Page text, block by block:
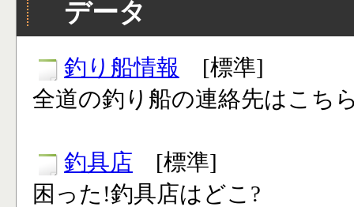
データ
釣り船情報 [標準]
全道の釣り船の連絡先はこち
釣具店 [標準]
困った!釣具店はどこ?